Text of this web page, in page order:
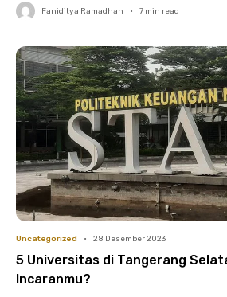
Faniditya Ramadhan • 7 min read
Uncategorized • 28 Desember 2023
5 Universitas di Tangerang
Incaranmu?